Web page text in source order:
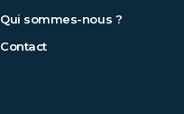
Qui sommes-nous ?
Contact